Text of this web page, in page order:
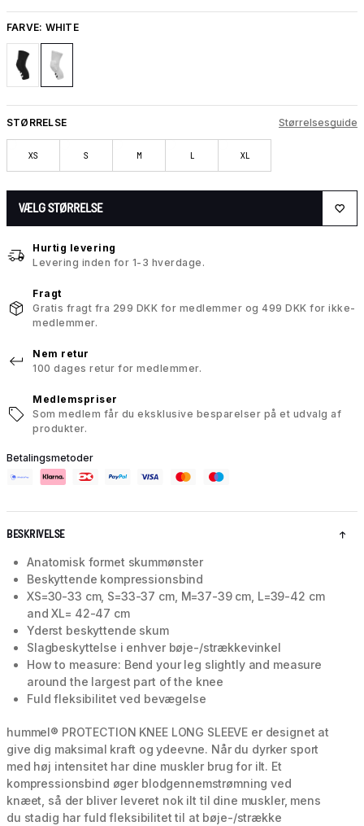
FARVE: WHITE
STØRRELSE Størrelsesguide
XS S M L XL
VÆLG STØRRELSE
Hurtig levering
Levering inden for 1-3 hverdage.
Fragt
Gratis fragt fra 299 DKK for medlemmer og 499 DKK for ikke-
medlemmer.
Nem retur
100 dages retur for medlemmer.
Medlemspriser
Som medlem får du eksklusive besparelser på et udvalg af
produkter.
Betalingsmetoder
BESKRIVELSE
Anatomisk formet skummønster
Beskyttende kompressionsbind
XS=30-33 cm, S=33-37 cm, M=37-39 cm, L=39-42 cm
and XL= 42-47 cm
Yderst beskyttende skum
Slagbeskyttelse i enhver bøje-/strækkevinkel
How to measure: Bend your leg slightly and measure
around the largest part of the knee
Fuld fleksibilitet ved bevægelse
hummel® PROTECTION KNEE LONG SLEEVE er designet at
give dig maksimal kraft og ydeevne. Når du dyrker sport
med høj intensitet har dine muskler brug for ilt. Et
kompressionsbind øger blodgennemstrømning ved
knæet, så der bliver leveret nok ilt til dine muskler, mens
du stadig har fuld fleksibilitet til at bøje-/strække